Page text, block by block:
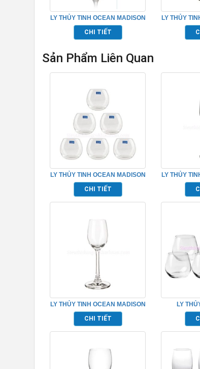
LY THỦY TINH OCEAN MADISON
WATER GOBLET TP_1015G15
CHI TIẾT
LY THỦY
Sản Phẩm Liên Quan
LY THỦY TINH OCEAN MADISON
ROCK TP_C18413
CHI TIẾT
LY THỦY
RED
LY THỦY TINH OCEAN MADISON
LIQUEUR TP_1015L03
CHI TIẾT
LY